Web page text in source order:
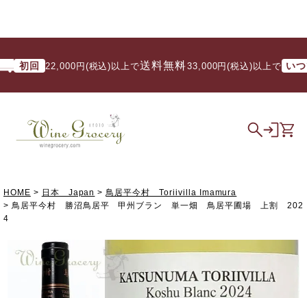
回 22,000円(税込)以上で送料無料/ 33,000円(税込)以上で いつでも
HOME 日本 Japan
鳥居平今村 Toriivilla Imamura
鳥居平今村 勝沼鳥居平 甲州ブラン 単一畑 鳥居平圃場 上割 202
4